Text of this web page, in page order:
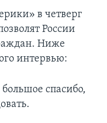
в четверг
России
Ниже
интервью:
спасибо,